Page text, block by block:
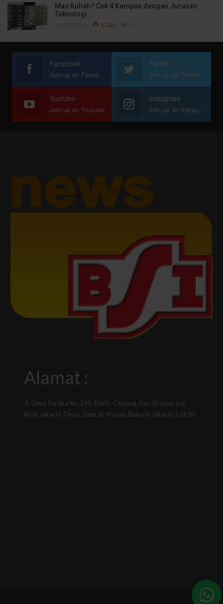
Mau Kuliah? Cek 4 Kampus dengan Jurusan
Teknologi…
1,301
Facebook
Join us on Facebook
Twitter
Join us on Twitter
Youtube
Join us on Youtube
Instagram
Join us on Instagram
Alamat :
Jl. Dewi Sartika No.289, RW.5, Cawang, Kec. Kramat jati,
Kota Jakarta Timur, Daerah Khusus Ibukota Jakarta 13630